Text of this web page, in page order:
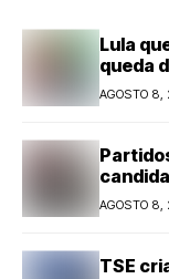
Lula
queda
AGOSTO
AGOSTO
TSE